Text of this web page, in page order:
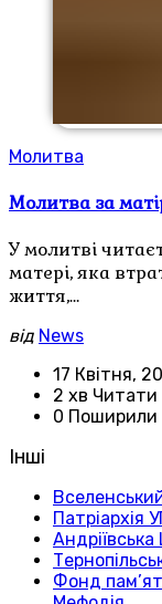
Молитва
Молитва за
У молитві
матері, яка
життя,…
від News
17 Квітня,
2 хв Читати
0 Поширили
Інші
Патріархія
Фонд